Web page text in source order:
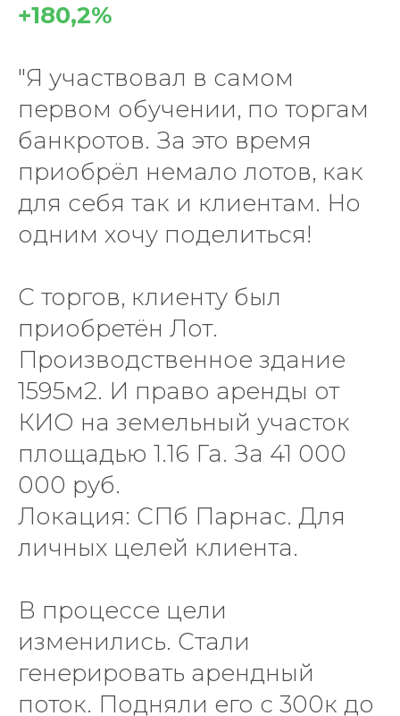
+180,2%
"Я участвовал в самом
первом обучении, по торгам
банкротов. За это время
приобрёл немало лотов, как
для себя так и клиентам. Но
одним хочу поделиться!
С торгов, клиенту был
приобретён Лот.
Производственное здание
1595м2. И право аренды от
КИО на земельный участок
площадью 1.16 Га. За 41 000
000 руб.
Локация: СПб Парнас. Для
личных целей клиента.
В процессе цели
изменились. Стали
генерировать арендный
поток. Подняли его с 300к до